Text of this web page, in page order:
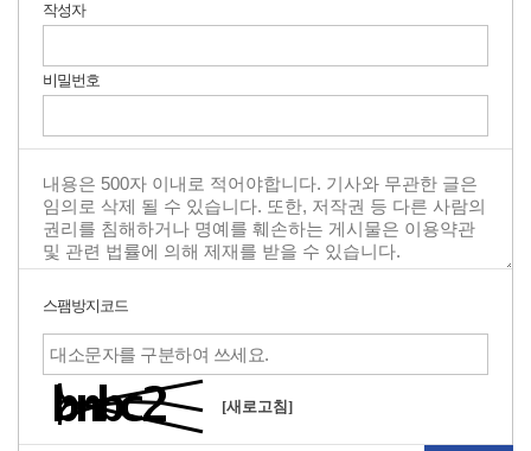
작성자
비밀번호
스팸방지코드
[새로고침]